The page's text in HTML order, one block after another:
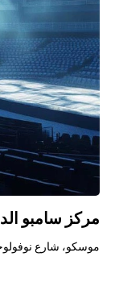
مركز سامبو
موسكو، شارع